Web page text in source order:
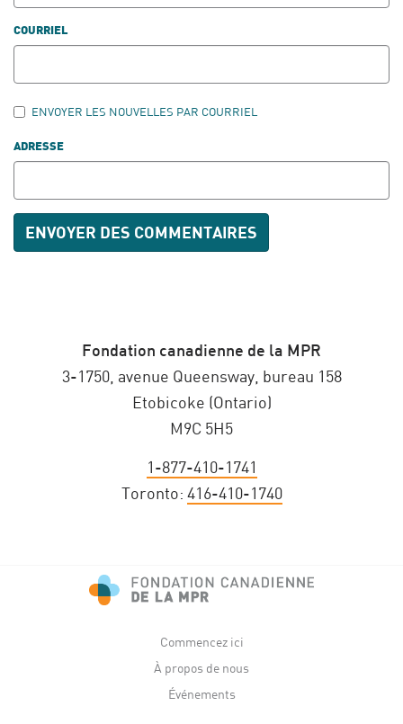
COURRIEL
ENVOYER LES NOUVELLES PAR COURRIEL
ADRESSE
Fondation canadienne de la MPR
3-1750, avenue Queensway, bureau 158
Etobicoke (Ontario)
M9C 5H5
1-877-410-1741
Toronto: 416-410-1740
Commencez ici
À propos de nous
Événements